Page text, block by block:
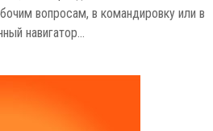
вопросам, в командировку или в
навигатор…